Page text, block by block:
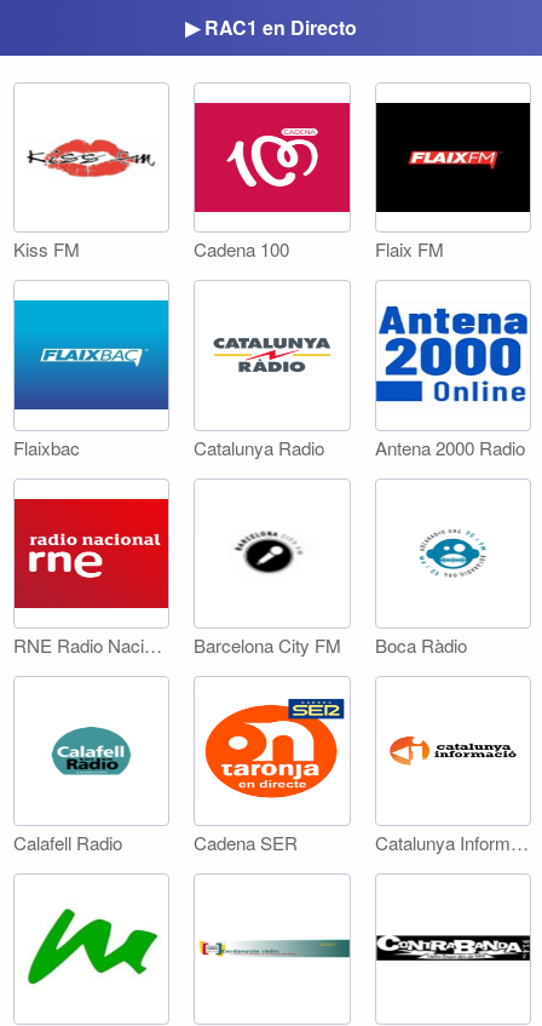
▶ RAC1 en Directo
Kiss FM Cadena 100 Flaix FM
Flaixbac Catalunya Radio Antena 2000 Radio
RNE Radio Nacional Barcelona City FM Boca Ràdio
Calafell Radio Cadena SER Catalunya Informació